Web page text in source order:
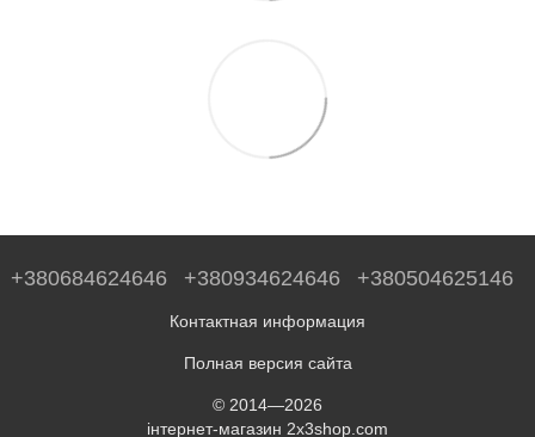
+380684624646 +380934624646 +380504625146
Контактная информация
Полная версия сайта
© 2014—2026
інтернет-магазин 2x3shop.com